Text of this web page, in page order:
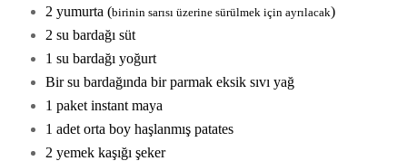
2 yumurta (birinin sarısı üzerine sürülmek için ayrılacak)
2 su bardağı süt
1 su bardağı yoğurt
Bir su bardağında bir parmak eksik sıvı yağ
1 paket instant maya
1 adet orta boy haşlanmış patates
2 yemek kaşığı şeker